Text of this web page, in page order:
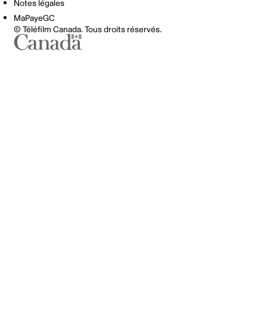
Notes légales
MaPayeGC
© Téléfilm Canada. Tous droits réservés.